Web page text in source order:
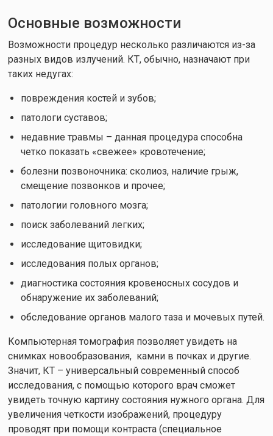
Основные возможности
Возможности процедур несколько различаются из-за
разных видов излучений. КТ, обычно, назначают при
таких недугах:
повреждения костей и зубов;
патологи суставов;
недавние травмы – данная процедура способна
четко показать «свежее» кровотечение;
болезни позвоночника: сколиоз, наличие грыж,
смещение позвонков и прочее;
патологии головного мозга;
поиск заболеваний легких;
исследование щитовидки;
исследования полых органов;
диагностика состояния кровеносных сосудов и
обнаружение их заболеваний;
обследование органов малого таза и мочевых путей.
Компьютерная томография позволяет увидеть на
снимках новообразования, камни в почках и другие.
Значит, КТ – универсальный современный способ
исследования, с помощью которого врач сможет
увидеть точную картину состояния нужного органа. Для
увеличения четкости изображений, процедуру
проводят при помощи контраста (специальное